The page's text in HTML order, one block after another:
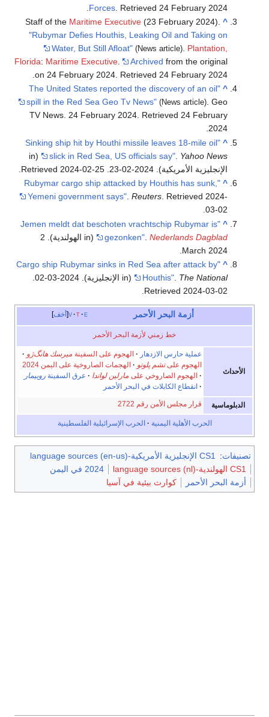
Forces . Retrieved 24 February 2024
^
Staff of the Maritime Executive (23 February 2024).
"Rubymar Defies Houthis, Leaking Oil and Taking on
Water, But Still Afloat" (News article) Plantation,
Florida: Maritime Executive Archived from the original
on 24 February 2024 . Retrieved 24 February 2024
.
^
"The United States reported the discovery of an oil
spill in the Red Sea Geo Tv News" (News article). Geo
TV News. 24 February 2024. Retrieved24 February
2024
.
^
"Sinking ship hit by Houthi missile leaves 18-mile oil
slick in Red Sea, US officials say" Yahoo News
(in
الإنجليزية الأمريكية). 2024-02-23
2024-02-25
^
"Rubymar cargo ship attacked by Houthis has sunk,
Yemeni government says" .Reuters . Retrieved 2024-
03-02
.
^
"Jemen meldt dat beschoten vrachtschip Rubymar is
gezonken" .Nederlands Dagblad
(in الهولندية). 2
March 2024.
^
"Cargo ship Rubymar sinks in Red Sea after attack by
Houthis" The National (in الإنجليزية). 2024-03-02
.
Retrieved 2024-03-02
أخف v t e أزمة البحر الأحمر
خط زمني لأزمة البحر الأحمر
الأحداث
عملية حارس الازدهار الهجوم على السفينة ميرسك هانگ‌ژو
الهجوم علىتشم پلوتو
الهجمات الصاروخية على اليمن 2024
الهجوم الصاروخي على مارلين لواندا عرق السفينةروبيمار
انقطاع الكابلات في البحر الأحمر
الدبلوماسية قرار مجلس الأمن رقم 2722
الحرب الأهلية اليمنية الحرب الإسرائيلية الفلسطينية
تصنيفات: CS1 الإنجليزية الأمريكية-language sources (en-us)
CS1 الهولندية-language sources (nl)
2024 في اليمن
أزمة البحر الأحمر
كوارث بيئية في آسيا